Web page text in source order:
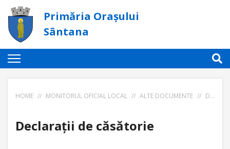
Primăria Orașului
Sântana
HOME // MONITORUL OFICIAL LOCAL // ALTE DOCUMENTE // DECLARAȚII DE CĂSĂTORIE
Declarații de căsătorie